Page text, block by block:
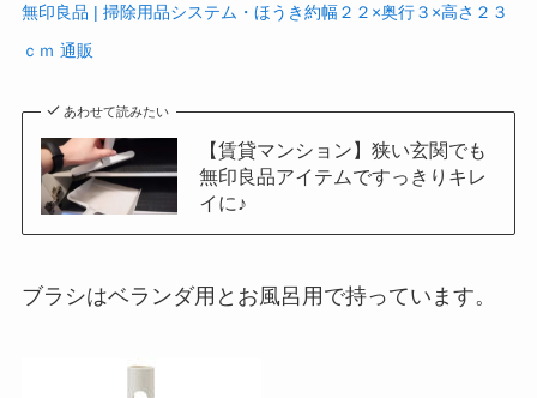
無印良品 | 掃除用品システム・ほうき約幅２２×奥行３×高さ２３
ｃｍ 通販
あわせて読みたい
【賃貸マンション】狭い玄関でも
無印良品アイテムですっきりキレ
イに♪
ブラシはベランダ用とお風呂用で持っています。